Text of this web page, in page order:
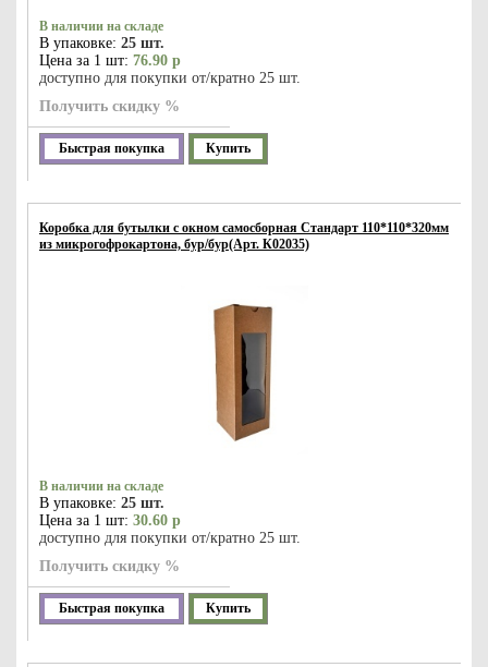
В наличии на складе
В упаковке: 25 шт.
Цена за 1 шт: 76.90 р
доступно для покупки от/кратно 25 шт.
Получить скидку %
Быстрая покупка Купить
Коробка для бутылки с окном самосборная Стандарт 110*110*320мм
из микрогофрокартона, бур/бур(Арт. К02035)
В наличии на складе
В упаковке: 25 шт.
Цена за 1 шт: 30.60 р
доступно для покупки от/кратно 25 шт.
Получить скидку %
Быстрая покупка Купить